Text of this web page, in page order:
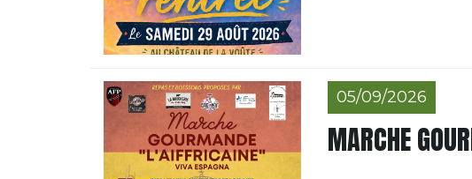
05/09/2026
MARCHE